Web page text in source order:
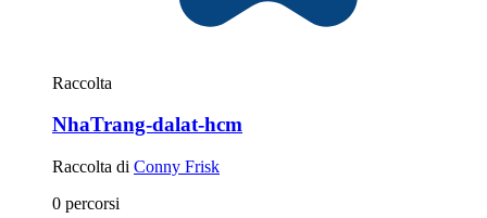
Raccolta
NhaTrang-dalat-hcm
Raccolta di Conny Frisk
0 percorsi